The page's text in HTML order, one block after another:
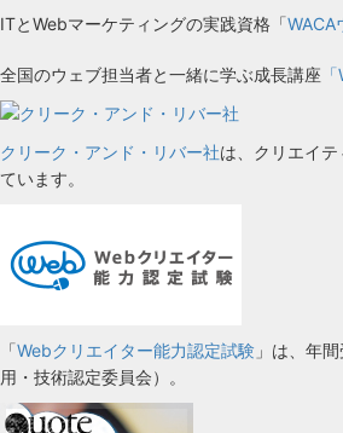
ITとWebマーケティングの実践資格「WACA
全国のウェブ担当者と一緒に学ぶ成長講座
クリーク・アンド・リバー社は、クリエイ
ています。
「Webクリエイター能力認定試験 」は、年
用・技術認定委員会）。